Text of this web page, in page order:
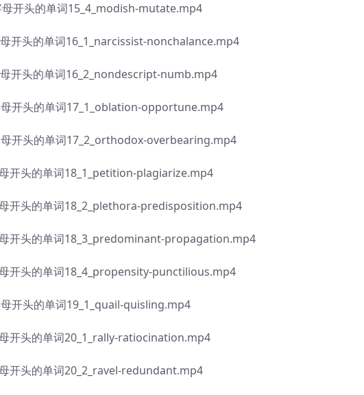
开头的单词15_4_modish-mutate.mp4
头的单词16_1_narcissist-nonchalance.mp4
头的单词16_2_nondescript-numb.mp4
开头的单词17_1_oblation-opportune.mp4
开头的单词17_2_orthodox-overbearing.mp4
头的单词18_1_petition-plagiarize.mp4
头的单词18_2_plethora-predisposition.mp4
头的单词18_3_predominant-propagation.mp4
头的单词18_4_propensity-punctilious.mp4
头的单词19_1_quail-quisling.mp4
头的单词20_1_rally-ratiocination.mp4
头的单词20_2_ravel-redundant.mp4